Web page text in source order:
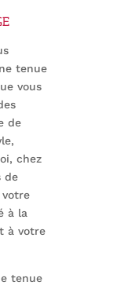
tenue
vous
de
chez
de
votre
à la
à votre
tenue